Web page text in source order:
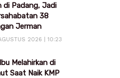
di Padang, Jadi
38
Jerman
2026 | 10:23
Melahirkan di
Saat Naik KMP